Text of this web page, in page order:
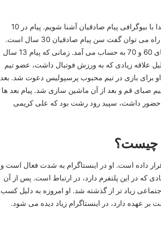
برای آشنایی بیش تر با این چهره جنجالی فوتبال، بهتر است ابتدا با بیوگرافی پیام صادقیان آشنا شویم. پیام در 10
اسفند ماه سال 1370 در شهر تبریز به دنیا آمده است و از این راه می توان گفت سن پیام صادقیان 30 سال است.
پدر او، مرحوم حسن صادقیان بود که از فوتبالیست های دهه های 60 و 70 به حساب می آمد. زمانی که پیام 13 سال
علاقه زیادی که به ورزش فوتبال داشت، عضو تیم
برای بازی در تیم محبوب پرسپولیس دعوت شد. بعد
صبای قم و بعد از آن ماشین سازی شد. پیام بعد ها
حضور داشت، سپید رود رشت بود که علی کریمی
چیست؟
داده است. او در اینستاگرام به شدت فعال است و
که در این پلتفرم دارد، در ارتباط است. پس از آن
زیاد تر از گذشته شد. او امروزه به دلیل کسب
عهده دارد، در اینستاگرام زیاد دیده می شود.